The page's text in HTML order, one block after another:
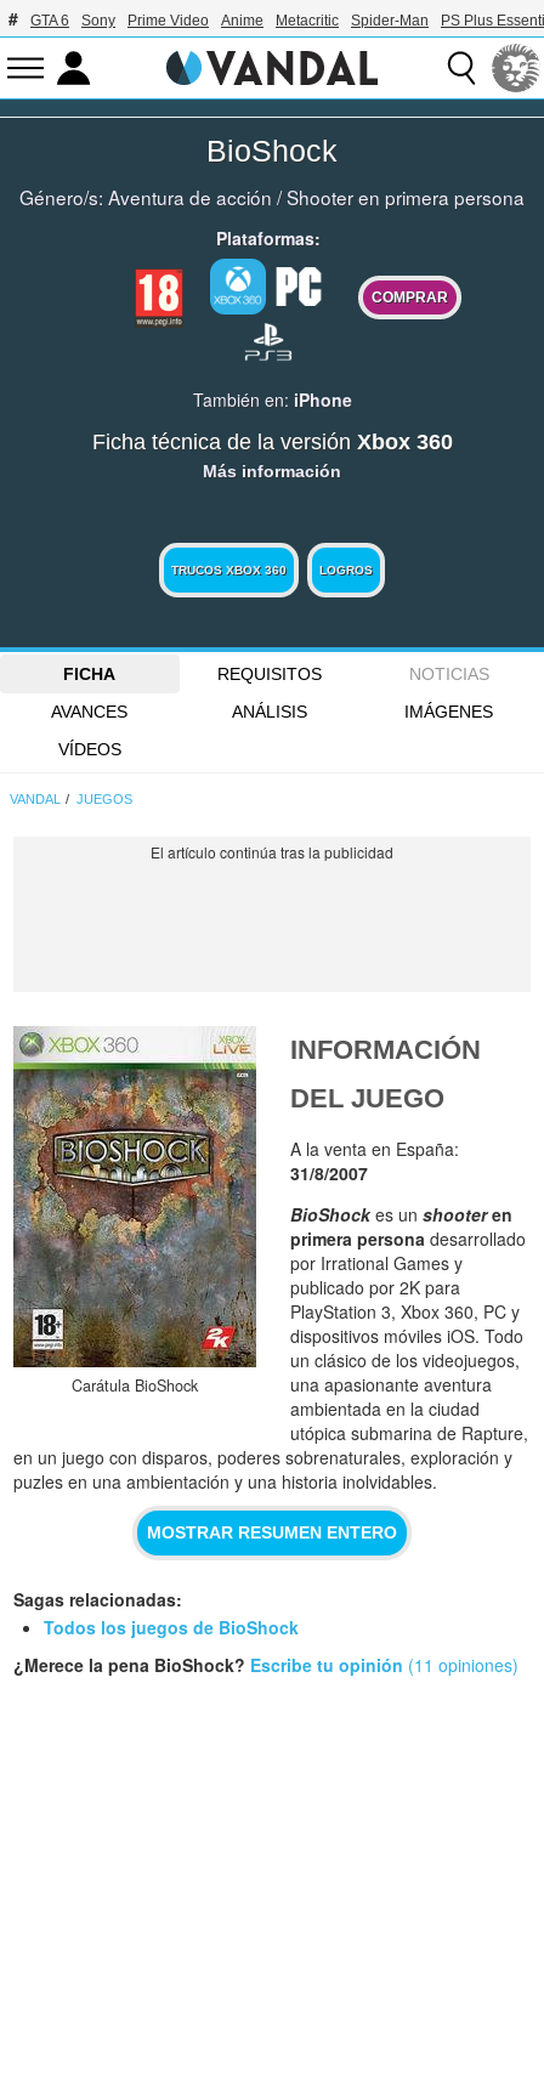
GTA 6 Sony Prime Video Anime Metacritic Spider-Man PS Plus
BioShock
Género/s: Aventura de acción /Shooter en primera persona
Plataformas:
COMPRAR
También en: iPhone
Ficha técnica de la versión Xbox 360
Más información
TRUCOS XBOX 360 LOGROS
FICHA REQUISITOS
NOTICIAS
AVANCES
ANÁLISIS
IMÁGENES
VÍDEOS
VANDAL JUEGOS
Carátula BioShock
INFORMACIÓN
DEL JUEGO
A la venta en España:
31/8/2007
BioShockes unshooteren
primera persona desarrollado
por Irrational Games y
publicado por 2K para
PlayStation 3, Xbox 360, PC y
dispositivos móviles iOS. Todo
un clásico de los videojuegos,
una apasionante aventura
ambientada en la ciudad
utópica submarina de Rapture,
en un juego con disparos, poderes sobrenaturales, exploración y
puzles en una ambientación y una historia inolvidables.
MOSTRAR RESUMEN ENTERO
Sagas relacionadas:
Todos los juegos de BioShock
¿Merece la pena BioShock? Escribe tu opinión (11 opiniones)